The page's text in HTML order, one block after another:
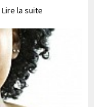
Lire la suite